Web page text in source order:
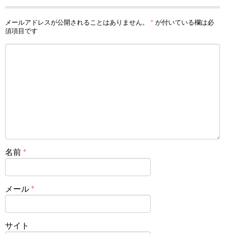
メールアドレスが公開されることはありません。 * が付いている欄は必
須項目です
名前 *
メール *
サイト